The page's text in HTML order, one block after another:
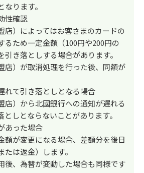
ります。
性確認
店）によってはお客さまのカードの
るため一定金額（100円や200円の
引き落としする場合があります。
店）が取消処理を行った後、同額が
て引き落としとなる場合
店）から北國銀行への通知が遅れる
としとならないことがあります。
あった場合
額が変更になる場合、差額分を後日
は返金）します。
後、為替が変動した場合も同様です